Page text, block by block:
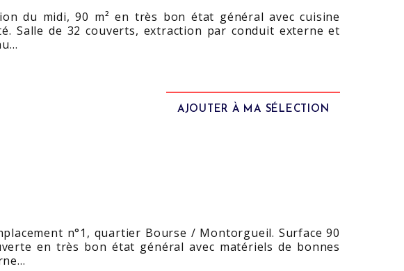
du midi, 90 m² en très bon état général avec cuisine
Salle de 32 couverts, extraction par conduit externe et
AJOUTER À MA SÉLECTION
n°1, quartier Bourse / Montorgueil. Surface 90
en très bon état général avec matériels de bonnes